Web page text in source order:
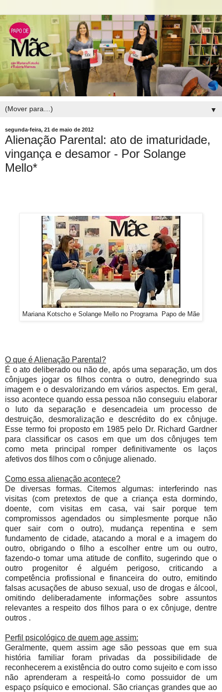
▼
segunda-feira, 21 de maio de 2012
Alienação Parental: ato de imaturidade,
vingança e desamor - Por Solange
Mello*
Mariana Kotscho e Solange Mello no Programa Papo de Mãe
O que é Alienação Parental?
É o ato deliberado ou não de, após uma separação, um dos
cônjuges jogar os filhos contra o outro, denegrindo sua
imagem e o desvalorizando em vários aspectos. Em geral,
isso acontece quando essa pessoa não conseguiu elaborar
o luto da separação e desencadeia um processo de
destruição, desmoralização e descrédito do ex cônjuge.
Esse termo foi proposto em 1985 pelo Dr. Richard Gardner
para classificar os casos em que um dos cônjuges tem
como meta principal romper definitivamente os laços
afetivos dos filhos com o cônjuge alienado.
Como essa alienação acontece?
De diversas formas. Citemos algumas: interferindo nas
visitas (com pretextos de que a criança esta dormindo,
doente, com visitas em casa, vai sair porque tem
compromissos agendados ou simplesmente porque não
quer sair com o outro), mudança repentina e sem
fundamento de cidade, atacando a moral e a imagem do
outro, obrigando o filho a escolher entre um ou outro,
fazendo-o tomar uma atitude de conflito, sugerindo que o
outro progenitor é alguém perigoso, criticando a
competência profissional e financeira do outro, emitindo
falsas acusações de abuso sexual, uso de drogas e álcool,
omitindo deliberadamente informações sobre assuntos
relevantes a respeito dos filhos para o ex cônjuge, dentre
outros .
Perfil psicológico de quem age assim:
Geralmente, quem assim age são pessoas que em sua
história familiar foram privadas da possibilidade de
reconhecerem a existência do outro como sujeito e com isso
não aprenderam a respeitá-lo como possuidor de um
espaço psíquico e emocional. São crianças grandes que ao